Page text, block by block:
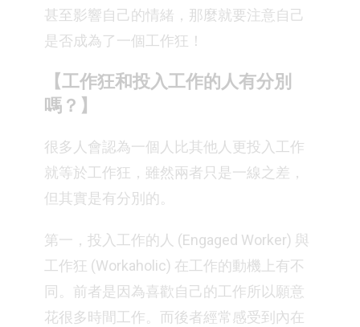
甚至影響自己的情緒，那麼就要注意自己
是否成為了一個工作狂！
【工作狂和投入工作的人有分別
嗎？】
很多人會認為一個人比其他人更投入工作
就等於工作狂，雖然兩者只是一線之差，
但其實是有分別的。
第一，投入工作的人 (Engaged Worker) 與
工作狂 (Workaholic) 在工作的動機上有不
同。前者是因為喜歡自己的工作所以願意
花很多時間工作。而後者經常感受到內在